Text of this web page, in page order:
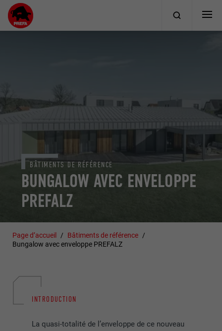
BUNGALOW AVEC ENVELOPPE
PREFALZ
BÂTIMENTS DE RÉFÉRENCE
Page d’accueil
Bâtiments de référence
Bungalow avec enveloppe PREFALZ
INTRODUCTION
La quasi-totalité de l’enveloppe de ce nouveau